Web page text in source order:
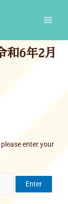
和6年2月
enter your